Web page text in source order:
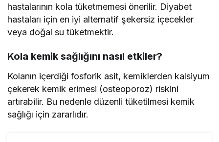
hastalarının kola tüketmemesi önerilir. Diyabet
hastaları için en iyi alternatif şekersiz içecekler
veya doğal su tüketmektir.
Kola kemik sağlığını nasıl etkiler?
Kolanın içerdiği fosforik asit, kemiklerden kalsiyum
çekerek kemik erimesi (osteoporoz) riskini
artırabilir. Bu nedenle düzenli tüketilmesi kemik
sağlığı için zararlıdır.